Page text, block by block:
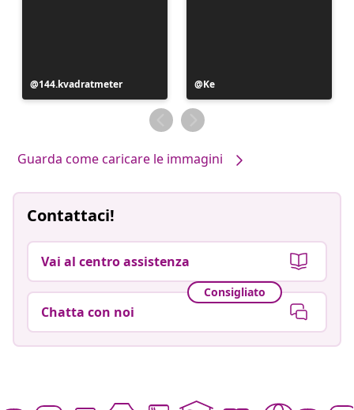
Post
pubblicato
144.kvadratmeter
Post
pubblicato
da
Ke
Guarda come caricare le immagini
Contattaci!
Vai al centro assistenza
Consigliato
Chatta con noi